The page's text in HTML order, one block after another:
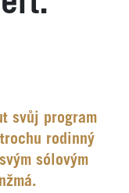
svůj program
rodinný
sólovým